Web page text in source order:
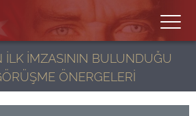
İLK İMZASININ BULUNDUĞU
ÖNERGELERİ